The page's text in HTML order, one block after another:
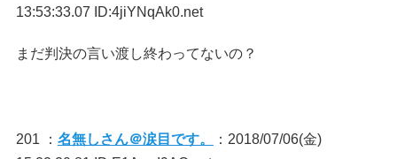
13:53:33.07 ID:4jiYNqAk0.net
まだ判決の言い渡し終わってないの？
201 ： 名無しさん＠涙目です。
：2018/07/06(金)